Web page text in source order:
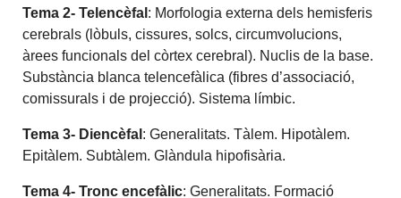
Tema 2- Telencèfal : Morfologia externa dels hemisferis
cerebrals (lòbuls, cissures, solcs, circumvolucions,
àrees funcionals del còrtex cerebral). Nuclis de la base.
Substància blanca telencefàlica (fibres d’associació,
comissurals i de projecció). Sistema límbic.
Tema 3- Diencèfal : Generalitats. Tàlem. Hipotàlem.
Epitàlem. Subtàlem. Glàndula hipofisària.
Tema 4- Tronc encefàlic: Generalitats. Formació